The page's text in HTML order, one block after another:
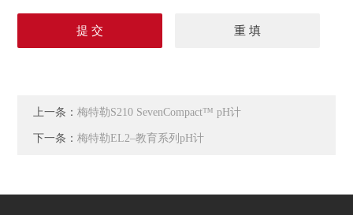
上一条：梅特勒S210 SevenCompact™ pH计
下一条：梅特勒EL2–教育系列pH计